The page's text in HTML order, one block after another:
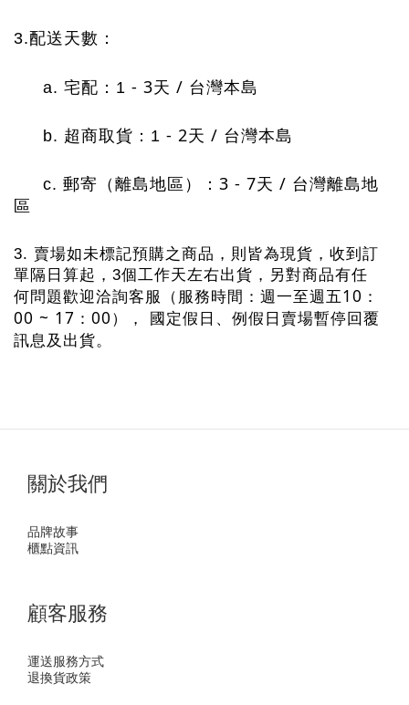
3.配送天數：
a. 宅配：1 - 3天 / 台灣本島
b. 超商取貨：1 - 2天 / 台灣本島
c. 郵寄（離島地區）： 3 - 7天 / 台灣離島地
區
3. 賣場如未標記預購之商品，則皆為現貨，收到訂
單隔日算起，3個工作天左右出貨，另對商品有任
何問題歡迎洽詢客服（服務時間：週一至週五10 ：
00 ~ 17 ： 00 ），
國定假日、例假日賣場暫停回覆
訊息及出貨。
關於我們
品牌故事
櫃點資訊
顧客服務
運送服務方式
退換貨政策